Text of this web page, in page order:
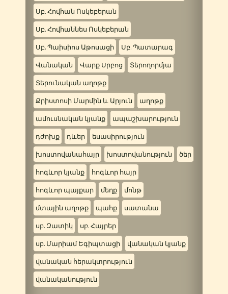
Սբ. Հովհան Ոսկեբերան
Սբ. Հովհաննես Ոսկեբերան
Սբ. Պաիսիոս Աթոսացի Սբ. Պատարագ
Վանական Վարք Սրբոց Տերողորմյա
Տերունական աղոթք
Քրիստոսի Մարմին և Արյուն աղոթք
ամուսնական կյանք ապաշխարություն
դժոխք դևեր եսասիրություն
խոստովանահայր խոստովանություն ծեր
հոգևոր կյանք հոգևոր հայր
հոգևոր պայքար մեղք մոնթ
մտային աղոթք պահք սատանա
սբ. Զատիկ սբ. Հայրեր
սբ. Մարիամ Եգիպտացի վանական կյանք
վանական հերակտրություն
վանականություն